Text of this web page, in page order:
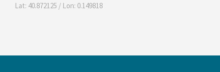
Lat: 40.872125 / Lon: 0.149818